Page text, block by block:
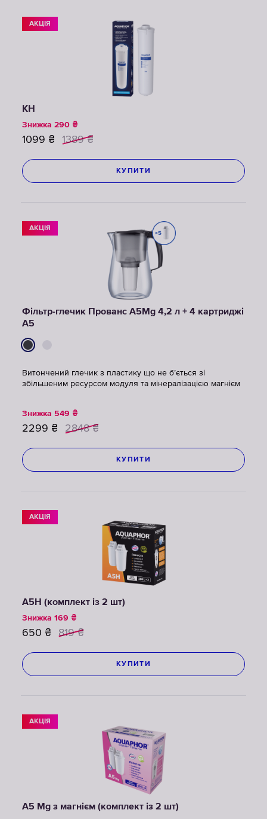
АКЦІЯ
КН
Знижка 290 ₴
1099 ₴ 1389 ₴
КУПИТИ
АКЦІЯ
Фільтр-глечик Прованс А5Mg 4,2 л + 4 картриджі
А5
Витончений глечик з пластику що не б’ється зі
збільшеним ресурсом модуля та мінералізацією магнієм
Знижка 549 ₴
2299 ₴ 2848 ₴
КУПИТИ
АКЦІЯ
A5H (комплект із 2 шт)
Знижка 169 ₴
650 ₴ 819 ₴
КУПИТИ
АКЦІЯ
A5 Mg з магнієм (комплект із 2 шт)